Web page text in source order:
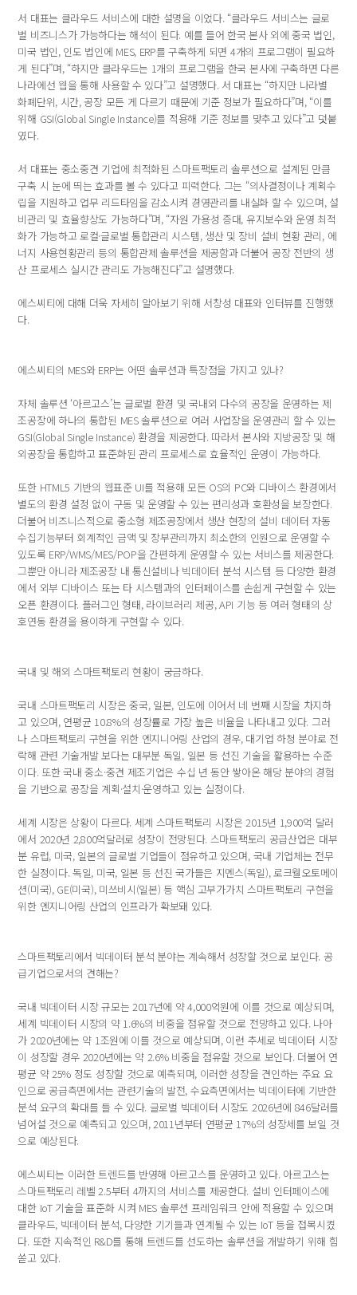
서 대표는 클라우드 서비스에 대한 설명을 이었다. “클라우드 서비스는 글로
벌 비즈니스가 가능하다는 해석이 된다. 예를 들어 한국 본사 외에 중국 법인,
미국 법인, 인도 법인에 MES, ERP를 구축하게 되면 4개의 프로그램이 필요하
게 된다”며, “하지만 클라우드는 1개의 프로그램을 한국 본사에 구축하면 다른
나라에선 웹을 통해 사용할 수 있다”고 설명했다. 서 대표는 “하지만 나라별
화폐단위, 시간, 공장 모든 게 다르기 때문에 기준 정보가 필요하다”며, “이를
위해 GSI(Global Single Instance)를 적용해 기준 정보를 맞추고 있다”고 덧붙
였다.
서 대표는 중소중견 기업에 최적화된 스마트팩토리 솔루션으로 설계된 만큼
구축 시 눈에 띄는 효과를 볼 수 있다고 피력한다. 그는 “의사결정이나 계획수
립을 지원하고 업무 리드타임을 감소시켜 경영관리를 내실화 할 수 있으며, 설
비관리 및 효율향상도 가능하다”며, “자원 가용성 증대, 유지보수와 운영 최적
화가 가능하고 로컬·글로벌 통합관리 시스템, 생산 및 장비 설비 현황 관리, 에
너지 사용현황관리 등의 통합관제 솔루션을 제공함과 더불어 공장 전반의 생
산 프로세스 실시간 관리도 가능해진다”고 설명했다.
에스씨티에 대해 더욱 자세히 알아보기 위해 서창성 대표와 인터뷰를 진행했
다.
에스씨티의 MES와 ERP는 어떤 솔루션과 특장점을 가지고 있나?
자체 솔루션 ‘아르고스’는 글로벌 환경 및 국내외 다수의 공장을 운영하는 제
조공장에 하나의 통합된 MES 솔루션으로 여러 사업장을 운영관리 할 수 있는
GSI(Global Single Instance) 환경을 제공한다. 따라서 본사와 지방공장 및 해
외공장을 통합하고 표준화된 관리 프로세스로 효율적인 운영이 가능하다.
또한 HTML5 기반의 웹표준 UI를 적용해 모든 OS의 PC와 디바이스 환경에서
별도의 환경 설정 없이 구동 및 운영할 수 있는 편리성과 호환성을 보장한다.
더불어 비즈니스적으로 중소형 제조공장에서 생산 현장의 설비 데이터 자동
수집기능부터 회계적인 금액 및 장부관리까지 최소한의 인원으로 운영할 수
있도록 ERP/WMS/MES/POP을 간편하게 운영할 수 있는 서비스를 제공한다.
그뿐만 아니라 제조공장 내 통신설비나 빅데이터 분석 시스템 등 다양한 환경
에서 외부 디바이스 또는 타 시스템과의 인터페이스를 손쉽게 구현할 수 있는
오픈 환경이다. 플러그인 형태, 라이브러리 제공, API 기능 등 여러 형태의 상
호연동 환경을 용이하게 구현할 수 있다.
국내 및 해외 스마트팩토리 현황이 궁금하다.
국내 스마트팩토리 시장은 중국, 일본, 인도에 이어서 네 번째 시장을 차지하
고 있으며, 연평균 10.8%의 성장률로 가장 높은 비율을 나타내고 있다. 그러
나 스마트팩토리 구현을 위한 엔지니어링 산업의 경우, 대기업 하청 분야로 전
락해 관련 기술개발 보다는 대부분 독일, 일본 등 선진 기술을 활용하는 수준
이다. 또한 국내 중소·중견 제조기업은 수십 년 동안 쌓아온 해당 분야의 경험
을 기반으로 공장을 계획·설치·운영하고 있는 실정이다.
세계 시장은 상황이 다르다. 세계 스마트팩토리 시장은 2015년 1,900억 달러
에서 2020년 2,800억달러로 성장이 전망된다. 스마트팩토리 공급산업은 대부
분 유럽, 미국, 일본의 글로벌 기업들이 점유하고 있으며, 국내 기업체는 전무
한 실정이다. 독일, 미국, 일본 등 선진 국가들은 지멘스(독일), 로크웰오토메이
션(미국), GE(미국), 미쓰비시(일본) 등 핵심 고부가가치 스마트팩토리 구현을
위한 엔지니어링 산업의 인프라가 확보돼 있다.
스마트팩토리에서 빅데이터 분석 분야는 계속해서 성장할 것으로 보인다. 공
급기업으로서의 견해는?
국내 빅데이터 시장 규모는 2017년에 약 4,000억원에 이를 것으로 예상되며,
세계 빅데이터 시장의 약 1.6%의 비중을 점유할 것으로 전망하고 있다. 나아
가 2020년에는 약 1조원에 이를 것으로 예상되며, 이런 추세로 빅데이터 시장
이 성장할 경우 2020년에는 약 2.6% 비중을 점유할 것으로 보인다. 더불어 연
평균 약 25% 정도 성장할 것으로 예측되며, 이러한 성장을 견인하는 주요 요
인으로 공급측면에서는 관련기술의 발전, 수요측면에서는 빅데이터에 기반한
분석 요구의 확대를 들 수 있다. 글로벌 빅데이터 시장도 2026년에 846달러를
넘어설 것으로 예측되고 있으며, 2011년부터 연평균 17%의 성장세를 보일 것
으로 예상된다.
에스씨티는 이러한 트렌드를 반영해 아르고스를 운영하고 있다. 아르고스는
스마트팩토리 레벨 2.5부터 4까지의 서비스를 제공한다. 설비 인터페이스에
대한 IoT 기술을 표준화 시켜 MES 솔루션 프레임워크 안에 적용할 수 있으며
클라우드, 빅데이터 분석, 다양한 기기들과 연계될 수 있는 IoT 등을 접목시켰
다. 또한 지속적인 R&D를 통해 트렌드를 선도하는 솔루션을 개발하기 위해 힘
쏟고 있다.